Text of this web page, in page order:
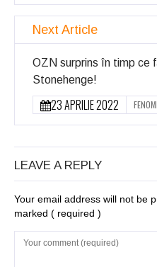
Next Article
OZN surprins în timp ce
Stonehenge!
23 APRILIE 2022
LEAVE A REPLY
Your email address will not be
marked ( required )